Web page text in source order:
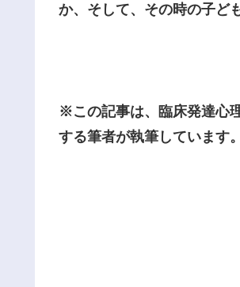
か、そして、その時の子ど
※この記事は、臨床発達心
する筆者が執筆しています。